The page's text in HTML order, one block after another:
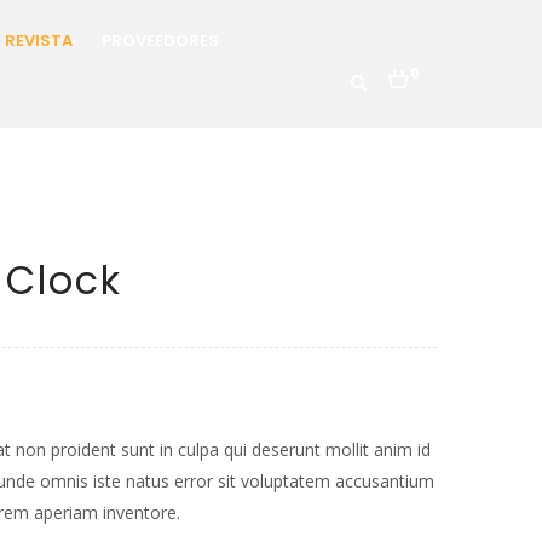
REVISTA
non proident sunt in culpa qui deserunt mollit anim id
omnis iste natus error sit voluptatem accusantium
aperiam inventore.